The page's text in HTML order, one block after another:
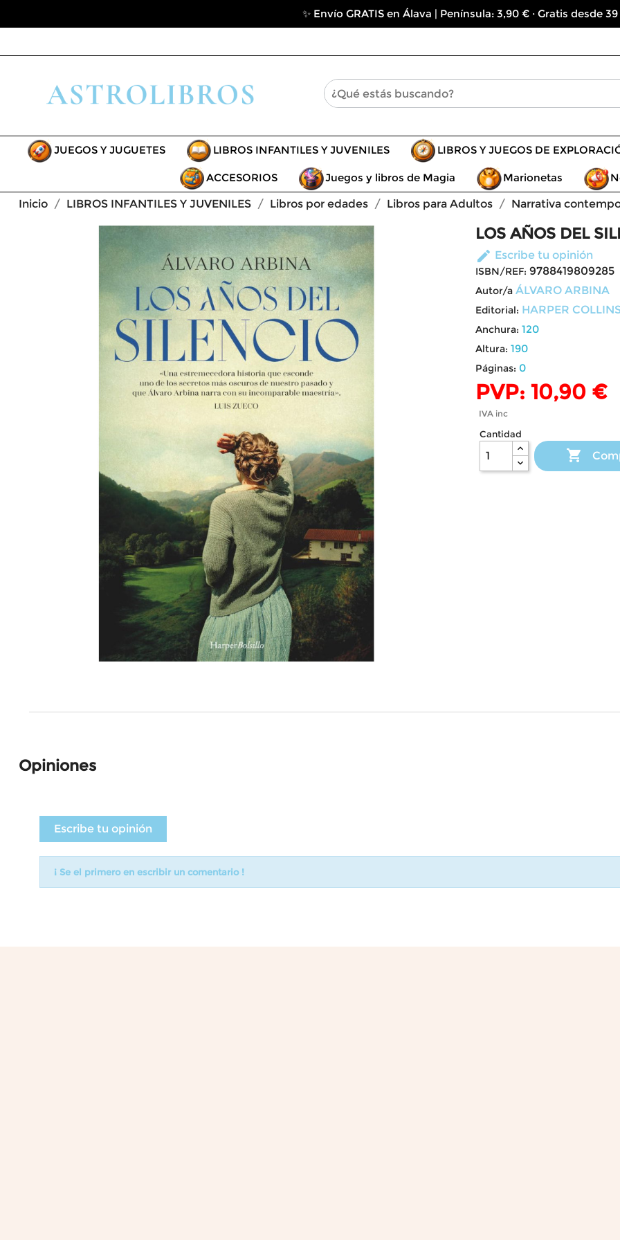
✨ Envío GRATIS en Álava | Península: 3,90 € · Gratis desde
JUEGOS Y JUGUETES LIBROS INFANTILES Y JUVENILES LIBROS Y JUEGOS DE
ACCESORIOS Juegos y libros de Magia Marionetas
Inicio
LIBROS INFANTILES Y JUVENILES Libros por edades Libros para Adultos Narrativa
LOS AÑOS DEL
edit Escribe tu opinión
ISBN/REF: 9788419809285
Autor/a ÁLVARO ARBINA
Editorial: HARPER
Anchura: 120
Altura: 190
Páginas: 0
PVP: 10,90 €
IVA inc
Cantidad

Opiniones
Escribe tu opinión
¡ Se el primero en escribir un comentario !